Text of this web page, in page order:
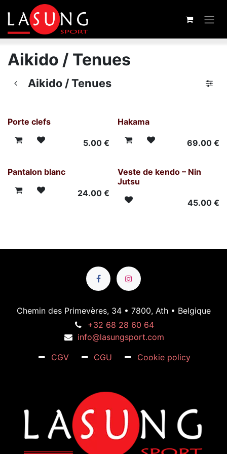
Skip to Content
Aikido / Tenues
Aikido / Tenues
Porte clefs
5.00€
Hakama
69.00€
Pantalon blanc
24.00€
Veste de kendo – Nin
Jutsu
45.00€
Chemin des Primevères, 34 • 7800, Ath • Belgique
+32 68 28 60 64
info@lasungsport.com
CGV
CGU Cookie policy